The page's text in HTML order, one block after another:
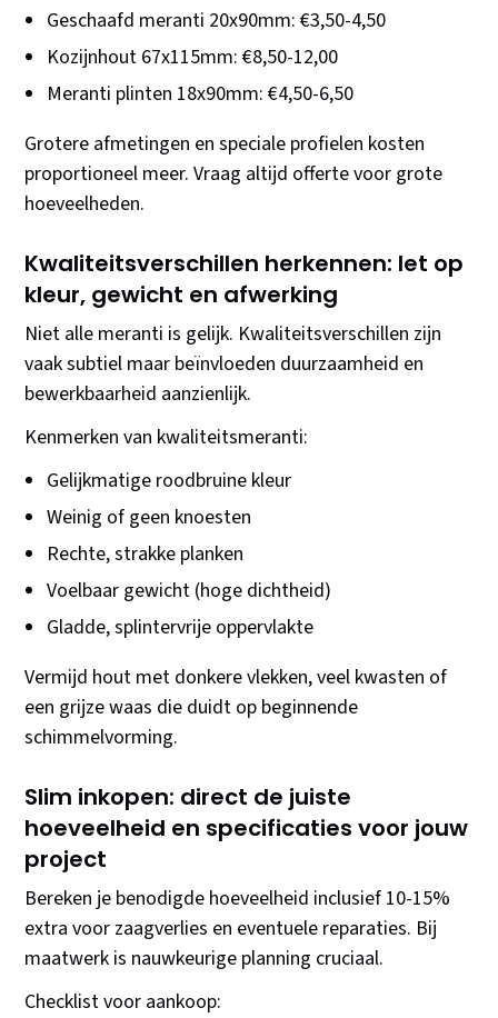
Geschaafd meranti 20x90mm: €3,50-4,50
Kozijnhout 67x115mm: €8,50-12,00
Meranti plinten 18x90mm: €4,50-6,50
Grotere afmetingen en speciale profielen kosten
proportioneel meer. Vraag altijd offerte voor grote
hoeveelheden.
Kwaliteitsverschillen herkennen: let op
kleur, gewicht en afwerking
Niet alle meranti is gelijk. Kwaliteitsverschillen zijn
vaak subtiel maar beïnvloeden duurzaamheid en
bewerkbaarheid aanzienlijk.
Kenmerken van kwaliteitsmeranti:
Gelijkmatige roodbruine kleur
Weinig of geen knoesten
Rechte, strakke planken
Voelbaar gewicht (hoge dichtheid)
Gladde, splintervrije oppervlakte
Vermijd hout met donkere vlekken, veel kwasten of
een grijze waas die duidt op beginnende
schimmelvorming.
Slim inkopen: direct de juiste
hoeveelheid en specificaties voor jouw
project
Bereken je benodigde hoeveelheid inclusief 10-15%
extra voor zaagverlies en eventuele reparaties. Bij
maatwerk is nauwkeurige planning cruciaal.
Checklist voor aankoop: